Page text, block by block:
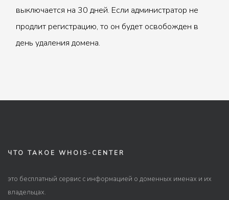
выключается на 30 дней. Если администратор не
продлит регистрацию, то он будет освобожден в
день удаления домена.
ЧТО ТАКОЕ WHOIS-CENTER
это бесплатный сервис с информацией о доменных именах и их
владельцах.